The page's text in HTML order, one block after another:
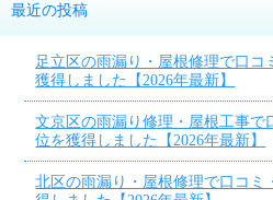
最近の投稿
足立区の雨漏り・屋根修理で口コ
獲得しました【2026年最新】
文京区の雨漏り修理・屋根工事で
位を獲得しました【2026年最新】
北区の雨漏り・屋根修理で口コミ